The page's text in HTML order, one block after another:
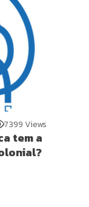
7399 Views
tem a